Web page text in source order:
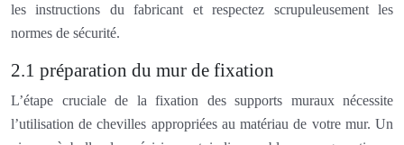
les instructions du fabricant et respectez scrupuleusement les
normes de sécurité.
2.1 préparation du mur de fixation
L’étape cruciale de la fixation des supports muraux nécessite
l’utilisation de chevilles appropriées au matériau de votre mur. Un